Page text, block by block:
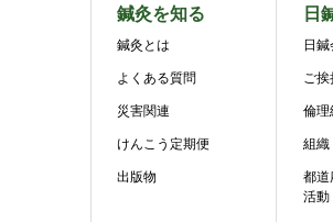
鍼灸を知る
鍼灸とは
よくある質問
災害関連
けんこう定期便
出版物
日
日
ご挨
倫理
組織
都道
活動